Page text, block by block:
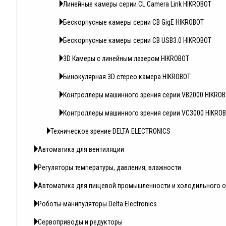
Линейные камеры серии CL Camera Link HIKROBOT
Бескорпусные камеры серии CB GigE HIKROBOT
Бескорпусные камеры серии CB USB3.0 HIKROBOT
3D Камеры с линейным лазером HIKROBOT
Бинокулярная 3D стерео камера HIKROBOT
Контроллеры машинного зрения серии VB2000
Контроллеры машинного зрения серии VC3000
Техническое зрение DELTA ELECTRONICS
Автоматика для вентиляции
Регуляторы температуры, давления, влажности
Автоматика для пищевой промышленности и холодильного
Роботы-манипуляторы Delta Electronics
Сервоприводы и редукторы